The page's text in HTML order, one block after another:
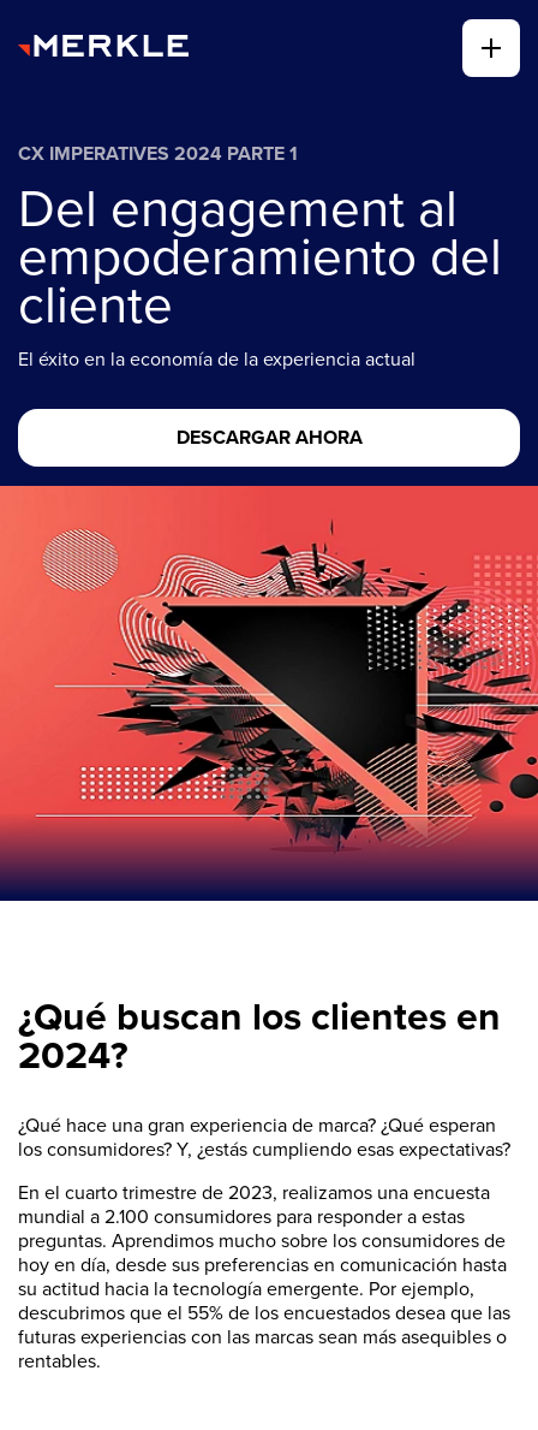
CX IMPERATIVES 2024 PARTE 1
Del engagement al
empoderamiento del
cliente
El éxito en la economía de la experiencia actual
DESCARGAR AHORA
¿Qué buscan los clientes en
2024?
¿Qué hace una gran experiencia de marca? ¿Qué esperan
los consumidores? Y, ¿estás cumpliendo esas expectativas?
En el cuarto trimestre de 2023, realizamos una encuesta
mundial a 2.100 consumidores para responder a estas
preguntas. Aprendimos mucho sobre los consumidores de
hoy en día, desde sus preferencias en comunicación hasta
su actitud hacia la tecnología emergente. Por ejemplo,
descubrimos que el 55% de los encuestados desea que las
futuras experiencias con las marcas sean más asequibles o
rentables.